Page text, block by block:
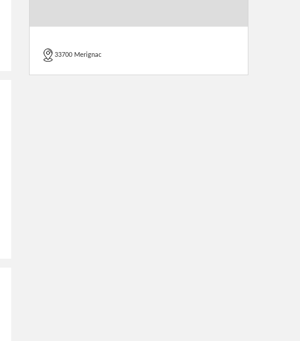
33700 Merignac